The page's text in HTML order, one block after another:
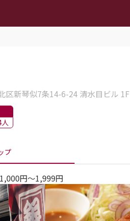
区新琴似7条14-6-24 清水目ビル 1F
人
プ
1,000円～1,999円